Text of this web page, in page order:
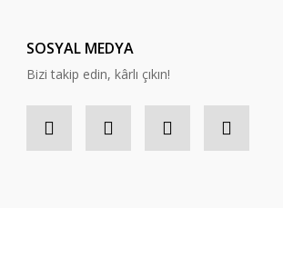
SOSYAL MEDYA
Bizi takip edin, kârlı çıkın!